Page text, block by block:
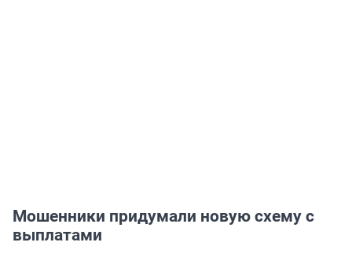
Мошенники придумали новую схему с
выплатами